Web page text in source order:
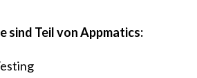
sind Teil von Appmatics: